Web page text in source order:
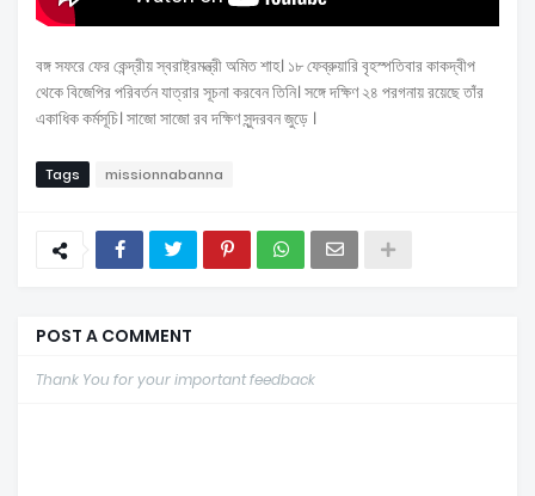
বঙ্গ সফরে ফের কেন্দ্রীয় স্বরাষ্ট্রমন্ত্রী অমিত শাহ। ১৮ ফেব্রুয়ারি বৃহস্পতিবার কাকদ্বীপ
থেকে বিজেপির পরিবর্তন যাত্রার সূচনা করবেন তিনি। সঙ্গে দক্ষিণ ২৪ পরগনায় রয়েছে তাঁর
একাধিক কর্মসূচি। সাজো সাজো রব দক্ষিণ সুন্দরবন জুড়ে ।
Tags missionnabanna
POST A COMMENT
Thank You for your important feedback